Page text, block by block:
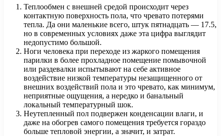
Теплообмен с внешней средой происходит через
контактную поверхность пола, что чревато потерями
тепла. Да они маленькие всего, штук пятнадцать — 17.5,
но в современных условиях даже эта цифра выглядит
недопустимо большой.
Ноги человека при переходе из жаркого помещения
парилки в более прохладное помещение помывочной
или раздевалки испытывают на себе активное
воздействие низкой температуры незащищенного от
внешних воздействий пола и это чревато, как минимум,
неприятные ощущения, а нередко и банальный
локальный температурный шок.
Неутепленный пол подвержен конденсации влаги, и
даже на обогрев самого помещения требуется гораздо
больше тепловой энергии, а значит, и затрат.